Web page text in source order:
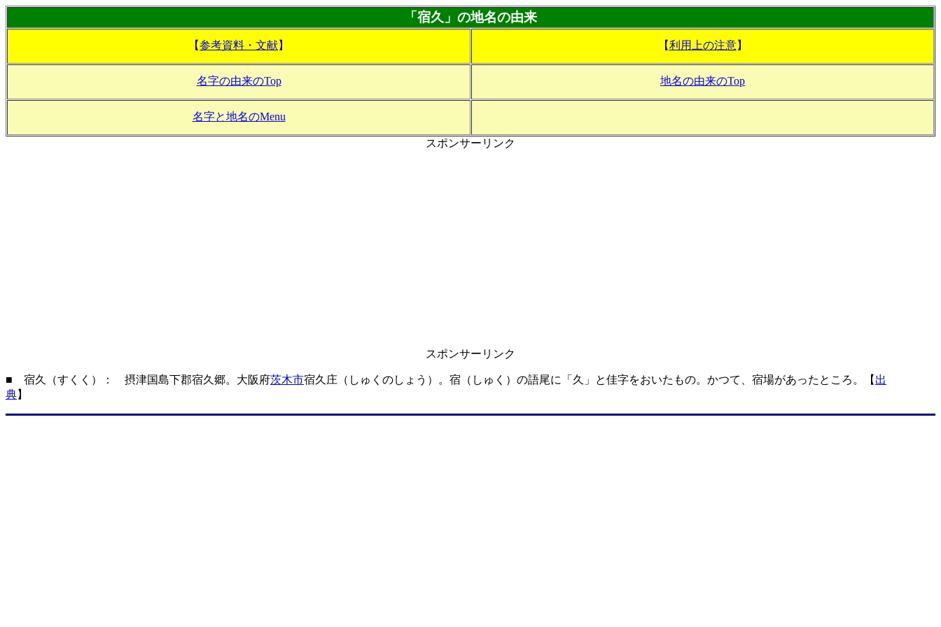
「宿久」の地名の由来
【参考資料・文献】 【利用上の注意】
名字の由来のTop 地名の由来のTop
名字と地名のMenu
スポンサーリンク
スポンサーリンク
■ 宿久（すくく）： 摂津国島下郡宿久郷。大阪府茨木市宿久庄（しゅくのしょう）。宿（しゅく）の語尾に「久」と佳字をおいたもの。かつて、宿場があったところ。【 出
典】